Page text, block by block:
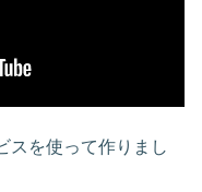
スを使って作りまし